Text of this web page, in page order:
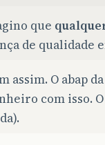
que
de qualidade
assim. O abap
com isso.